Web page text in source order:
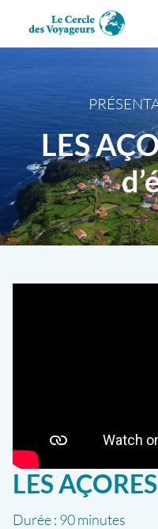
directement
contenu
LES
LES
Durée : 90 minutes